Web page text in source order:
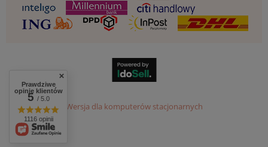
Wersja dla komputerów stacjonarnych
Prawdziwe
opinie klientów
5/ 5.0
1116 opinii